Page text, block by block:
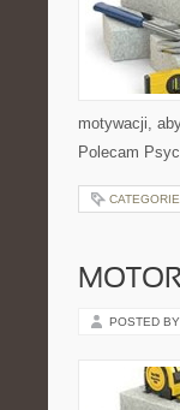
motywacji,
Polecam
POSTED